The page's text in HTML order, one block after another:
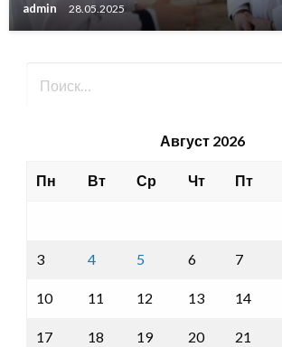
admin 28.05.2025
Август 2026
Пн Вт Ср Чт Пт
3 4 5 6 7
10 11 12 13 14
17 18 19 20 21